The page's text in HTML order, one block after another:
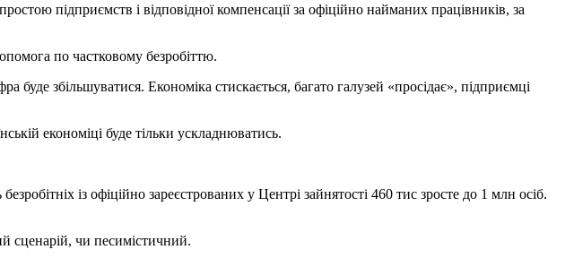
підприємств і відповідної компенсації за офіційно найманих працівників, за
по частковому безробіттю.
збільшуватися. Економіка стискається, багато галузей «просідає», підприємці
економіці буде тільки ускладнюватись.
із офіційно зареєстрованих у Центрі зайнятості 460 тис зросте до 1 млн осіб.
сценарій, чи песимістичний.